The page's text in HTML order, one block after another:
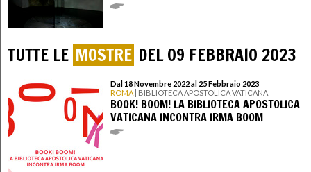
TUTTE LE MOSTRE DEL 09 FEBBRAIO 2023
Dal 18 Novembre 2022 al 25 Febbraio 2023
ROMA | BIBLIOTECA APOSTOLICA VATICANA
BOOK! BOOM! LA BIBLIOTECA APOSTOLICA
VATICANA INCONTRA IRMA BOOM